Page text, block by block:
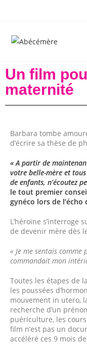
Un film
maternité
Barbara tombe
d’écrire sa thèse de
« A partir de
votre belle-mère et
de enfants, n’écoutez
le tout premier
gynéco lors de
L’héroïne s’interroge
de devenir mère dès
« Je me sentais
commandait mon
Toutes les étapes de
les poussées
mouvement in utero,
recherche d’un
puériculture, les
film n’est pas un
accéléré ces 9 mois